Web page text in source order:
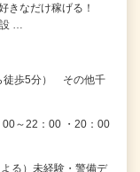
きなだけ稼げる！
…
徒歩5分） その他千
～22：00 ・20：00
る）未経験・警備デ